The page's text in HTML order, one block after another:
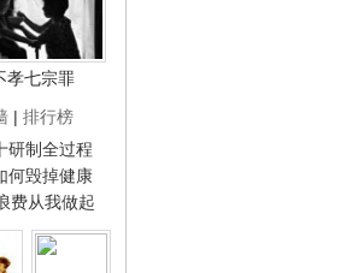
孝七宗罪
| 排行榜
研制全过程
何毁掉健康
费从我做起